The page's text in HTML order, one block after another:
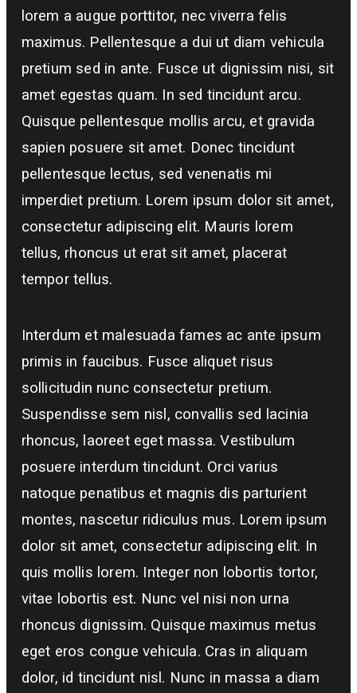
lorem a augue porttitor, nec viverra felis
maximus. Pellentesque a dui ut diam vehicula
pretium sed in ante. Fusce ut dignissim nisi, sit
amet egestas quam. In sed tincidunt arcu.
Quisque pellentesque mollis arcu, et gravida
sapien posuere sit amet. Donec tincidunt
pellentesque lectus, sed venenatis mi
imperdiet pretium. Lorem ipsum dolor sit amet,
consectetur adipiscing elit. Mauris lorem
tellus, rhoncus ut erat sit amet, placerat
tempor tellus.
Interdum et malesuada fames ac ante ipsum
primis in faucibus. Fusce aliquet risus
sollicitudin nunc consectetur pretium.
Suspendisse sem nisl, convallis sed lacinia
rhoncus, laoreet eget massa. Vestibulum
posuere interdum tincidunt. Orci varius
natoque penatibus et magnis dis parturient
montes, nascetur ridiculus mus. Lorem ipsum
dolor sit amet, consectetur adipiscing elit. In
quis mollis lorem. Integer non lobortis tortor,
vitae lobortis est. Nunc vel nisi non urna
rhoncus dignissim. Quisque maximus metus
eget eros congue vehicula. Cras in aliquam
dolor, id tincidunt nisl. Nunc in massa a diam